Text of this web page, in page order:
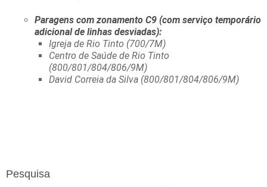
Pesquisa
Paragens com zonamento C9 (com serviço temporário
adicional de linhas desviadas):
Igreja de Rio Tinto (700/7M)
Centro de Saúde de Rio Tinto
(800/801/804/806/9M)
David Correia da Silva (800/801/804/806/9M)